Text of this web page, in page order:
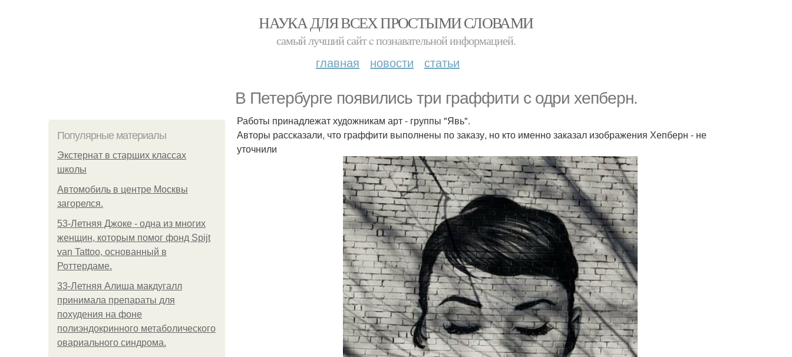
НАУКА ДЛЯ ВСЕХ ПРОСТЫМИ СЛОВАМИ
самый лучший сайт c познавательной информацией.
главная новости статьи
В Петербурге появились три граффити с одри хепберн.
Популярные материалы
Экстернат в старших классах
школы
Автомобиль в центре Москвы
загорелся.
53-Летняя Джоке - одна из многих
женщин, которым помог фонд Spijt
van Tattoo, основанный в
Роттердаме.
33-Летняя Алиша макдугалл
принимала препараты для
похудения на фоне
полиэндокринного метаболического
овариального синдрома.
Работы принадлежат художникам арт - группы "Явь".
Авторы рассказали, что граффити выполнены по заказу, но кто именно заказал изображения Хепберн - не
уточнили